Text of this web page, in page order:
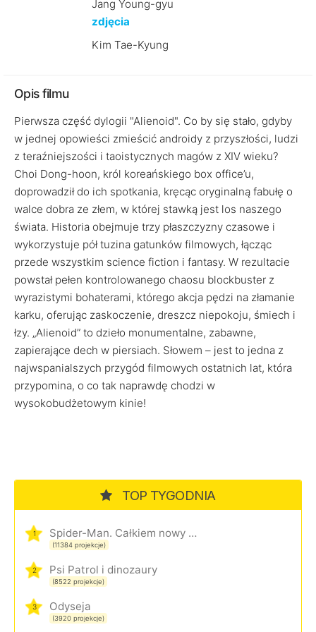
Jang Young-gyu
zdjęcia
Kim Tae-Kyung
Opis filmu
Pierwsza część dylogii "Alienoid". Co by się stało, gdyby
w jednej opowieści zmieścić androidy z przyszłości, ludzi
z teraźniejszości i taoistycznych magów z XIV wieku?
Choi Dong-hoon, król koreańskiego box office’u,
doprowadził do ich spotkania, kręcąc oryginalną fabułę o
walce dobra ze złem, w której stawką jest los naszego
świata. Historia obejmuje trzy płaszczyzny czasowe i
wykorzystuje pół tuzina gatunków filmowych, łącząc
przede wszystkim science fiction i fantasy. W rezultacie
powstał pełen kontrolowanego chaosu blockbuster z
wyrazistymi bohaterami, którego akcja pędzi na złamanie
karku, oferując zaskoczenie, dreszcz niepokoju, śmiech i
łzy. „Alienoid” to dzieło monumentalne, zabawne,
zapierające dech w piersiach. Słowem – jest to jedna z
najwspanialszych przygód filmowych ostatnich lat, która
przypomina, o co tak naprawdę chodzi w
wysokobudżetowym kinie!
TOP TYGODNIA
1 Spider-Man. Całkiem nowy dzień
(11384 projekcje)
2 Psi Patrol i dinozaury
(8522 projekcje)
3 Odyseja
(3920 projekcje)